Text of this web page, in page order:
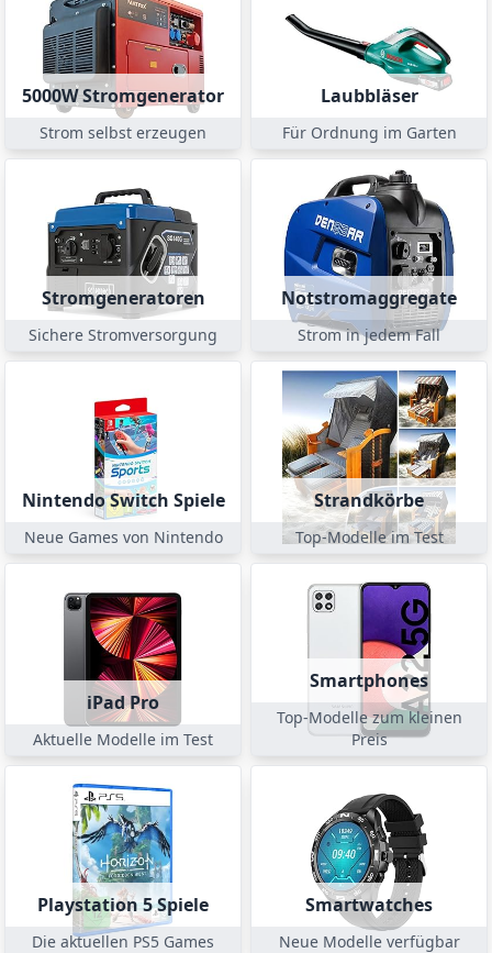
5000W Stromgenerator
Strom selbst erzeugen
Laubbläser
Für Ordnung im Garten
Stromgeneratoren
Sichere Stromversorgung
Notstromaggregate
Strom in jedem Fall
Nintendo Switch Spiele
Neue Games von Nintendo
Strandkörbe
Top-Modelle im Test
iPad Pro
Aktuelle Modelle im Test
Smartphones
Top-Modelle zum kleinen
Preis
Playstation 5 Spiele
Die aktuellen PS5 Games
Smartwatches
Neue Modelle verfügbar